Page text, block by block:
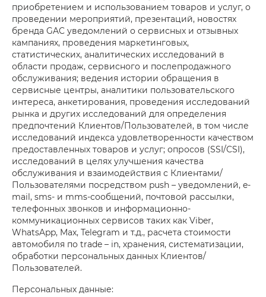
приобретением и использованием товаров и услуг, о
проведении мероприятий, презентаций, новостях
бренда GAC уведомлений о сервисных и отзывных
кампаниях, проведения маркетинговых,
статистических, аналитических исследований в
области продаж, сервисного и послепродажного
обслуживания; ведения истории обращения в
сервисные центры, аналитики пользовательского
интереса, анкетирования, проведения исследований
рынка и других исследований для определения
предпочтений Клиентов/Пользователей, в том числе
исследований индекса удовлетворенности качеством
предоставленных товаров и услуг; опросов (SSI/CSI),
исследований в целях улучшения качества
обслуживания и взаимодействия с Клиентами/
Пользователями посредством push – уведомлений, e-
mail, sms- и mms-сообщений, почтовой рассылки,
телефонных звонков и информационно-
коммуникационных сервисов таких как Viber,
WhatsApp, Max, Telegram и т.д., расчета стоимости
автомобиля по trade – in, хранения, систематизации,
обработки персональных данных Клиентов/
Пользователей.
Персональных данные: